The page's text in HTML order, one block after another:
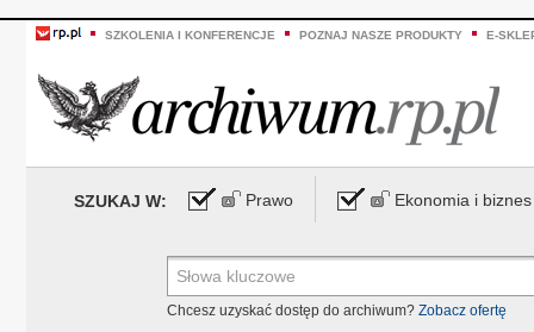
SZKOLENIA I KONFERENCJE POZNAJ NASZE PRODUKTY E-
SZUKAJ W: Prawo Ekonomia i biznes
Chcesz uzyskać dostęp do archiwum? Zobacz ofertę